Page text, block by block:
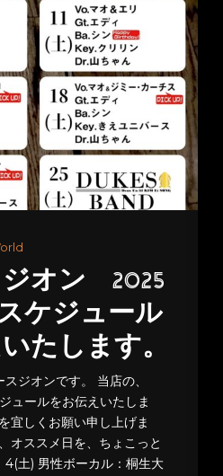
オン 2025
ケジュール
たします。
ジオンです。 当店の、
ュールをお伝えいたしま
宜しくお願い申し上げま
オススメ日を、ちょこっと
4(土) 男性ボーカル：桐生大